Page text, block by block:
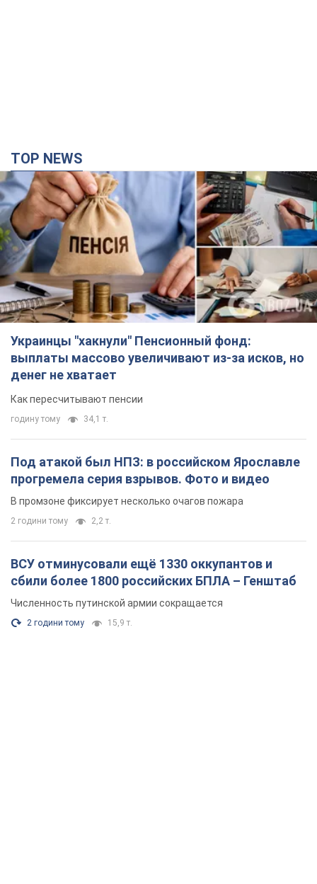
TOP NEWS
Украинцы "хакнули" Пенсионный фонд:
выплаты массово увеличивают из-за исков, но
денег не хватает
Как пересчитывают пенсии
годину тому 34,1 т.
Под атакой был НПЗ: в российском Ярославле
прогремела серия взрывов. Фото и видео
В промзоне фиксирует несколько очагов пожара
2 години тому 2,2 т.
ВСУ отминусовали ещё 1330 оккупантов и
сбили более 1800 российских БПЛА – Генштаб
Численность путинской армии сокращается
2 години тому 15,9 т.